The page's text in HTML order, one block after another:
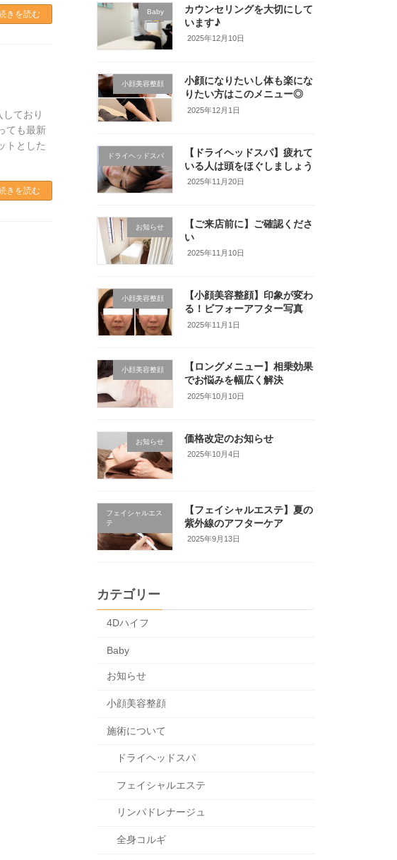
きを読む
ており
ても最新
トとした
きを読む
Baby
カウンセリングを大切にして
います♪
2025年12月10日
小顔美容整顔
小顔になりたいし体も楽にな
りたい方はこのメニュー◎
2025年12月1日
ドライヘッドスパ
【ドライヘッドスパ】疲れて
いる人は頭をほぐしましょう
2025年11月20日
お知らせ
【ご来店前に】ご確認くださ
い
2025年11月10日
小顔美容整顔
【小顔美容整顔】印象が変わ
る！ビフォーアフター写真
2025年11月1日
小顔美容整顔
【ロングメニュー】相乗効果
でお悩みを幅広く解決
2025年10月10日
お知らせ 価格改定のお知らせ
2025年10月4日
フェイシャルエス
テ
【フェイシャルエステ】夏の
紫外線のアフターケア
2025年9月13日
カテゴリー
4Dハイフ
Baby
お知らせ
小顔美容整顔
施術について
ドライヘッドスパ
フェイシャルエステ
リンパドレナージュ
全身コルギ